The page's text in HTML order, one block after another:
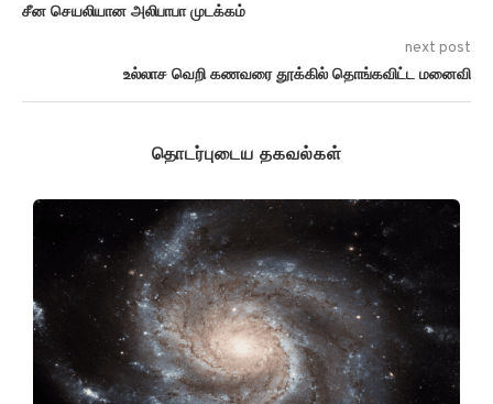
சீன செயலியான அலிபாபா முடக்கம்
next post
உல்லாச வெறி கணவரை தூக்கில் தொங்கவிட்ட மனைவி
தொடர்புடைய தகவல்கள்